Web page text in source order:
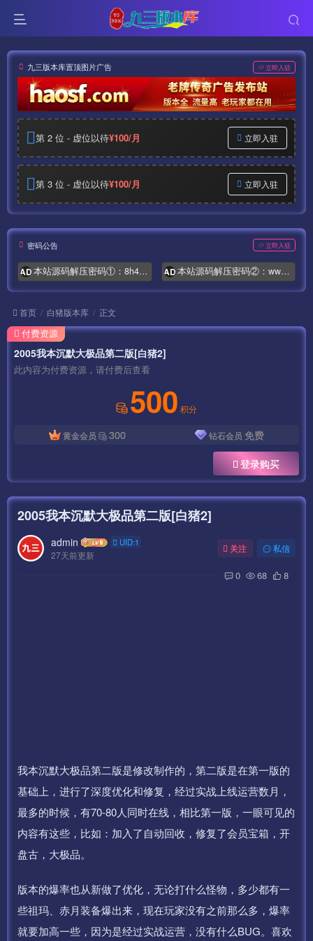
九三版本库置顶图片广告 立即入驻
第 2 位 - 虚位以待¥100/月 立即入驻
第 3 位 - 虚位以待¥100/月 立即入驻
密码公告 立即入驻
AD 本站源码解压密码①：8h4.com AD 本站源码解压密码②：www.syymw.com
首页 白猪版本库 正文
2005我本沉默大极品第二版[白猪2]
此内容为付费资源，请付费后查看
500 积分
黄金会员 300 钻石会员 免费
登录购买
付费资源
2005我本沉默大极品第二版[白猪2]
admin UID:1
27天前更新
关注 私信
0 68 8
我本沉默大极品第二版是修改制作的，第二版是在第一版的
基础上，进行了深度优化和修复，经过实战上线运营数月，
最多的时候，有70-80人同时在线，相比第一版，一眼可见的
内容有这些，比如：加入了自动回收，修复了会员宝箱，开
盘古，大极品。
版本的爆率也从新做了优化，无论打什么怪物，多少都有一
些祖玛、赤月装备爆出来，现在玩家没有之前那么多，爆率
就要加高一些，因为是经过实战运营，没有什么BUG。喜欢